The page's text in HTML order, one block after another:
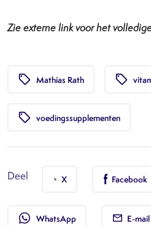
Zie externe link voor het
local_offer Mathias Rath local_offer
local_offer voedingssupplementen
Deel X Facebook
whatsapp WhatsApp E-mail